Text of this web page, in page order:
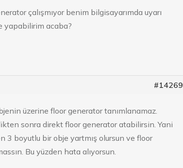
çalışmıyor benim bilgisayarımda uyarı
yapabilirim acaba?
#14269
üzerine floor generator tanımlanamaz.
sonra direkt floor generator atabilirsin. Yani
3 boyutlu bir obje yartmış olursun ve floor
Bu yüzden hata alıyorsun.